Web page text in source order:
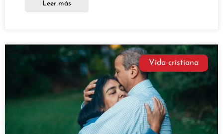
Leer más
Vida cristiana